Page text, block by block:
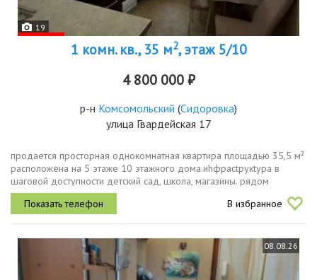
19
1 комн. кв., 35 м2, этаж 5/10
4 800 000 ₽
р-н Комсомольский (Сидоровка)
улица Гвардейская 17
продается просторная однокомнатная квартира площадью 35,5 м²
расположена на 5 этаже 10 этажного дома.иhфpаctрукtура в
шаговой доступности детский сад, школа, магазины. рядом
расположен сквер с прогулочной зоной и спорт площадкой. через
дорогу...
В избранное
08.08.26